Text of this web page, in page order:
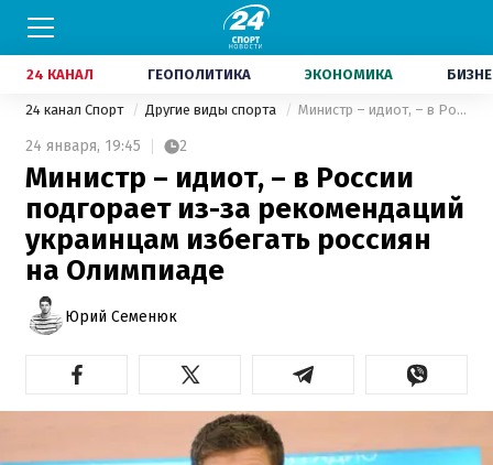
24 КАНАЛ ГЕОПОЛИТИКА ЭКОНОМИКА
24 канал Спорт Другие виды спорта Министр – идиот, – в России подгорает из-за рекомендаций украинцам избегать россиян на Олимпиаде
24 января, 19:45 2
Министр – идиот, – в России
подгорает из-за рекомендаций
украинцам избегать россиян
на Олимпиаде
Юрий Семенюк